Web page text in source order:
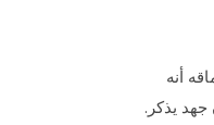
أنه
جهد يذكر.